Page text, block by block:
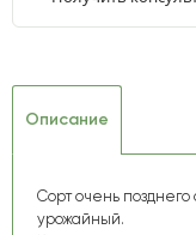
Описание
Сорт очень позднего
урожайный.